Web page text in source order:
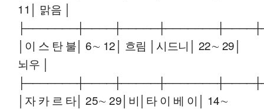
11│ 맑음 │
│이 스 탄 불│ 6∼ 12│ 흐림 │시드니│ 22∼ 29│
뇌우 │
│자 카 르 타│ 25∼ 29│비│타 이 베 이│ 14∼